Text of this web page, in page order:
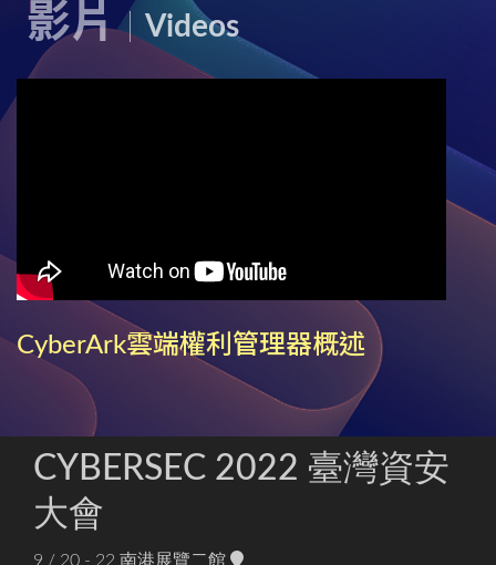
影片 Videos
CyberArk雲端權利管理器概述
CYBERSEC 2022 臺灣資安
大會
9 / 20 - 22 南港展覽二館